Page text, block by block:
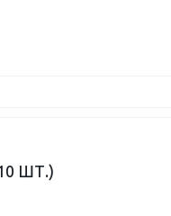
ШТ.)